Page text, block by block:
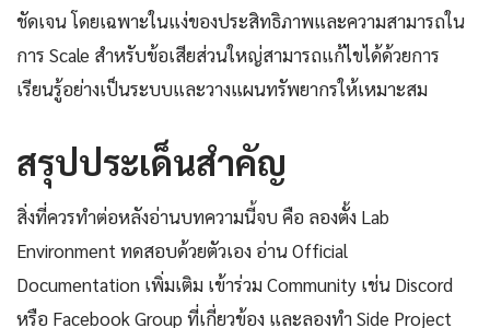
ชัดเจน โดยเฉพาะในแง่ของประสิทธิภาพและความสามารถใน
การ Scale สำหรับข้อเสียส่วนใหญ่สามารถแก้ไขได้ด้วยการ
เรียนรู้อย่างเป็นระบบและวางแผนทรัพยากรให้เหมาะสม
สรุปประเด็นสำคัญ
สิ่งที่ควรทำต่อหลังอ่านบทความนี้จบ คือ ลองตั้ง Lab
Environment ทดสอบด้วยตัวเอง อ่าน Official
Documentation เพิ่มเติม เข้าร่วม Community เช่น Discord
หรือ Facebook Group ที่เกี่ยวข้อง และลองทำ Side Project